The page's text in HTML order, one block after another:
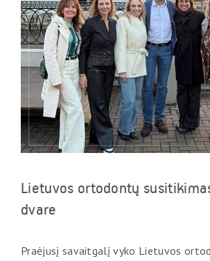
Lietuvos ortodontų
dvare
Praėjusį savaitgalį vyko Lietuvos